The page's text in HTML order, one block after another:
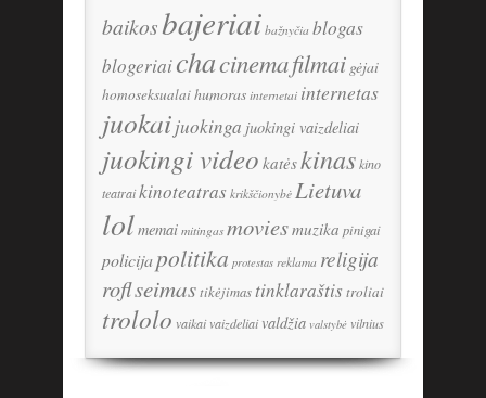
baikosbajeriai bažnyčia blogas
blogeriaichacinemafilmai gėjai
homoseksualaihumoras internetai internetas
juokaijuokinga juokingi vaizdeliai
juokingi video katėskinaskino
teatraikinoteatras krikščionybė Lietuva
lolmemai mitingas moviesmuzika pinigai
policijapolitika protestas reklama religija
roflseimastikėjimastinklaraštistroliai
trololo vaikai vaizdeliai valdžia valstybė vilnius